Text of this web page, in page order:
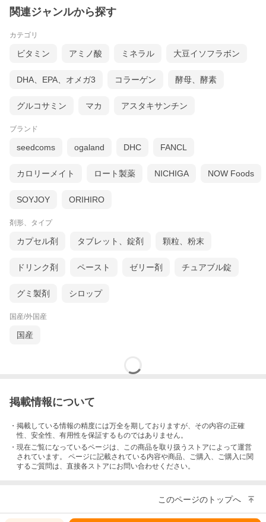
50代ミロビーナ店長もとにかくお気に入り！超愛用しておりま
す。
50代の美容の悩みに力強く応える！：
はスキングローが担当。衰えが気になる年代でも、コラーゲン＆
ミネラルの働きでみずみずしくつるりんとしたあなたにしてくれ
関連ジャンルから探す
カテゴリ
ビタミン アミノ酸 ミネラル 大豆イソフラボン
DHA、EPA、オメガ3 コラーゲン 酵母、酵素
グルコサミン マカ アスタキサンチン
ブランド
seedcoms ogaland DHC FANCL
カロリーメイト ロート製薬 NICHIGA NOW Foods
SOYJOY ORIHIRO
剤形、タイプ
カプセル剤 タブレット、錠剤 顆粒、粉末
ドリンク剤 ペースト ゼリー剤 チュアブル錠
グミ製剤 シロップ
国産/外国産
国産
掲載情報について
・掲載している情報の精度には万全を期しておりますが、その内容の正確
性、安全性、有用性を保証するものではありません。
・現在ご覧になっているページは、この商品を取り扱うストアによって運営
されています。 ページに記載されている内容や商品、ご購入 、ご購入に関
するご質問は、直接各ストアにお問い合わせください。
このページのトップへ